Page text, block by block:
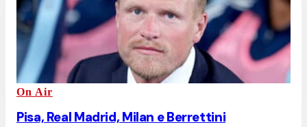
On Air
Pisa, Real Madrid, Milan e Berrettini